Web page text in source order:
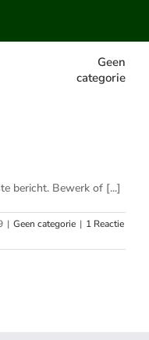
Geen
categorie
bericht. Bewerk of [...]
| Geen categorie | 1 Reactie